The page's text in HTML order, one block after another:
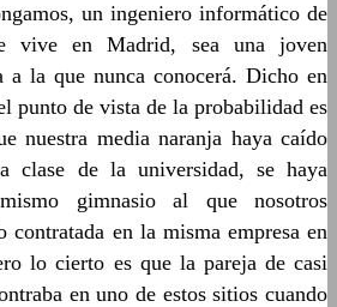
un ingeniero informático de
vive en Madrid, sea una joven
a la que nunca conocerá. Dicho en
punto de vista de la probabilidad es
nuestra media naranja haya caído
clase de la universidad, se haya
gimnasio al que nosotros
contratada en la misma empresa en
lo cierto es que la pareja de casi
en uno de estos sitios cuando